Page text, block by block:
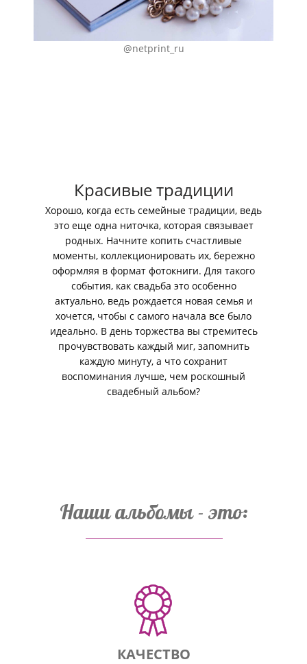
@netprint_ru
Красивые традиции
Хорошо, когда есть семейные традиции, ведь
это еще одна ниточка, которая связывает
родных. Начните копить счастливые
моменты, коллекционировать их, бережно
оформляя в формат фотокниги. Для такого
события, как свадьба это особенно
актуально, ведь рождается новая семья и
хочется, чтобы с самого начала все было
идеально. В день торжества вы стремитесь
прочувствовать каждый миг, запомнить
каждую минуту, а что сохранит
воспоминания лучше, чем роскошный
свадебный альбом?
Наши альбомы - это:
КАЧЕСТВО